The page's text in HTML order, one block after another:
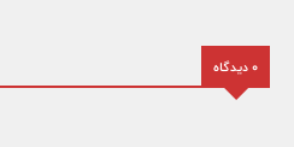
0 دیدگاه